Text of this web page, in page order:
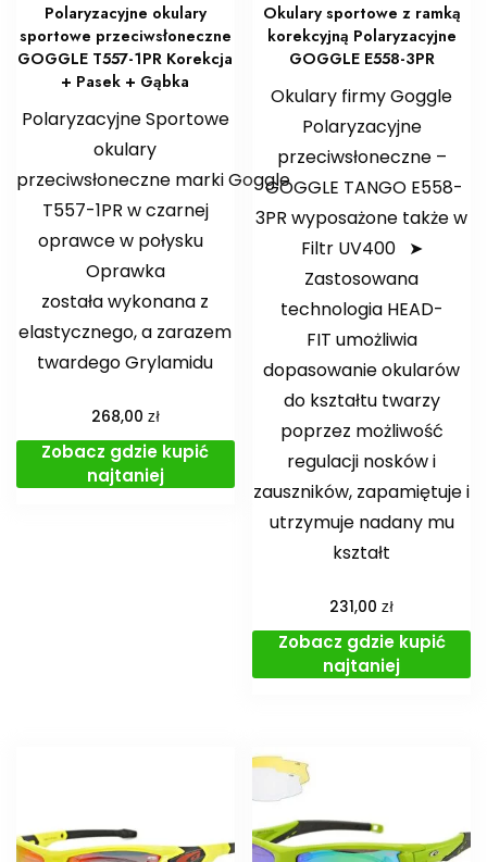
Polaryzacyjne okulary
sportowe przeciwsłoneczne
GOGGLE T557-1PR Korekcja
+ Pasek + Gąbka
Polaryzacyjne Sportowe
okulary
przeciwsłoneczne marki Goggle
T557-1PR w czarnej
oprawce w połysku
Oprawka
została wykonana z
elastycznego, a zarazem
twardego Grylamidu
268,00 zł
Zobacz gdzie kupić
najtaniej
Okulary sportowe z ramką
korekcyjną Polaryzacyjne
GOGGLE E558-3PR
Okulary firmy Goggle
Polaryzacyjne
przeciwsłoneczne –
GOGGLE TANGO E558-
3PR wyposażone także w
Filtr UV400 ➤
Zastosowana
technologia HEAD-
FIT umożliwia
dopasowanie okularów
do kształtu twarzy
poprzez możliwość
regulacji nosków i
zauszników, zapamiętuje i
utrzymuje nadany mu
kształt
231,00zł
Zobacz gdzie kupić
najtaniej